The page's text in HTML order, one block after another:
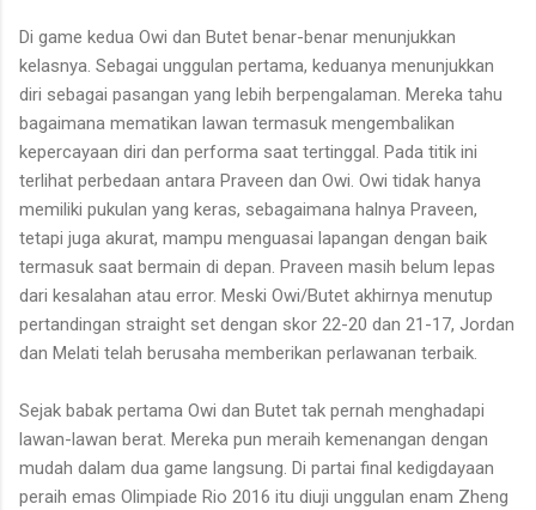
Di game kedua Owi dan Butet benar-benar menunjukkan
kelasnya. Sebagai unggulan pertama, keduanya menunjukkan
diri sebagai pasangan yang lebih berpengalaman. Mereka tahu
bagaimana mematikan lawan termasuk mengembalikan
kepercayaan diri dan performa saat tertinggal. Pada titik ini
terlihat perbedaan antara Praveen dan Owi. Owi tidak hanya
memiliki pukulan yang keras, sebagaimana halnya Praveen,
tetapi juga akurat, mampu menguasai lapangan dengan baik
termasuk saat bermain di depan. Praveen masih belum lepas
dari kesalahan atau error. Meski Owi/Butet akhirnya menutup
pertandingan straight set dengan skor 22-20 dan 21-17, Jordan
dan Melati telah berusaha memberikan perlawanan terbaik.
Sejak babak pertama Owi dan Butet tak pernah menghadapi
lawan-lawan berat. Mereka pun meraih kemenangan dengan
mudah dalam dua game langsung. Di partai final kedigdayaan
peraih emas Olimpiade Rio 2016 itu diuji unggulan enam Zheng